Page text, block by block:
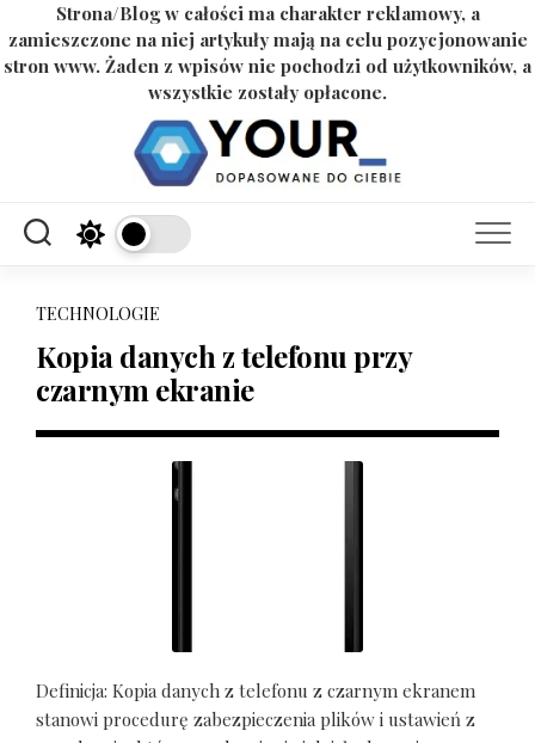
Strona/Blog w całości ma charakter reklamowy, a
zamieszczone na niej artykuły mają na celu pozycjonowanie
stron www. Żaden z wpisów nie pochodzi od użytkowników, a
wszystkie zostały opłacone.
TECHNOLOGIE
Kopia danych z telefonu przy
czarnym ekranie
Definicja: Kopia danych z telefonu z czarnym ekranem
stanowi procedurę zabezpieczenia plików i ustawień z